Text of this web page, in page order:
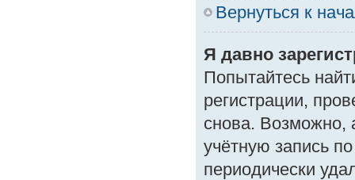
Вернуться к
Я давно
Попытайтесь
регистрации,
снова. Возможно,
учётную запись
периодически